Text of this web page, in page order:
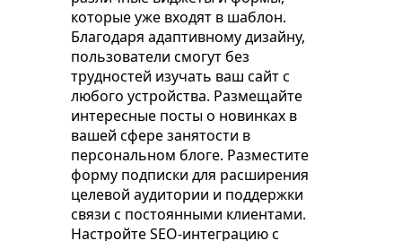
которые уже входят в шаблон.
Благодаря адаптивному дизайну,
пользователи смогут без
трудностей изучать ваш сайт с
любого устройства. Размещайте
интересные посты о новинках в
вашей сфере занятости в
персональном блоге. Разместите
форму подписки для расширения
целевой аудитории и поддержки
связи с постоянными клиентами.
Настройте SEO-интеграцию с